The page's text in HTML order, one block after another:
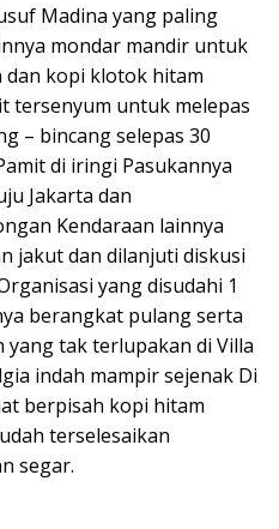
Madina yang paling
mondar mandir untuk
dan kopi klotok hitam
tersenyum untuk melepas
– bincang selepas 30
di iringi Pasukannya
Jakarta dan
Kendaraan lainnya
jakut dan dilanjuti diskusi
yang disudahi 1
berangkat pulang serta
tak terlupakan di Villa
indah mampir sejenak Di
berpisah kopi hitam
terselesaikan
segar.